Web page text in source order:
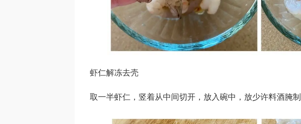
虾仁解冻去壳
取一半虾仁，竖着从中间切开，放入碗中，放少许料酒腌制